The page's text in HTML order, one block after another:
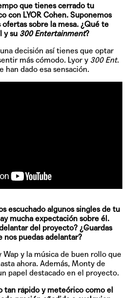
que tienes cerrado tu
con LYOR Cohen. Suponemos
sobre la mesa. ¿Qué te
y su 300 Entertainment?
decisión así tienes que optar
más cómodo. Lyor y 300 Ent.
han dado esa sensación.
escuchado algunos singles de tu
mucha expectación sobre él.
del proyecto? ¿Guardas
nos puedas adelantar?
Wap y la música de buen rollo que
ahora. Además, Monty de
papel destacado en el proyecto.
tan rápido y meteórico como el